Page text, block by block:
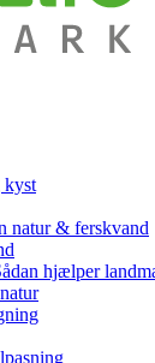
kyst
natur & ferskvand
hjælper